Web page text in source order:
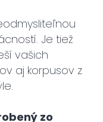
Je tiež
vašich
aj korpusov z
zo